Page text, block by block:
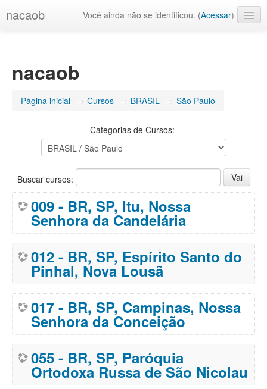
nacaob Você ainda não se identificou. (Acessar)
nacaob
Página inicial → Cursos → BRASIL → São Paulo
Categorias de Cursos:
Buscar cursos:
009 - BR, SP, Itu, Nossa
Senhora da Candelária
012 - BR, SP, Espírito Santo do
Pinhal, Nova Lousã
017 - BR, SP, Campinas, Nossa
Senhora da Conceição
055 - BR, SP, Paróquia
Ortodoxa Russa de São Nicolau